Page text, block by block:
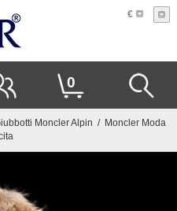
€
0
Moncler Alpin / Moncler Moda